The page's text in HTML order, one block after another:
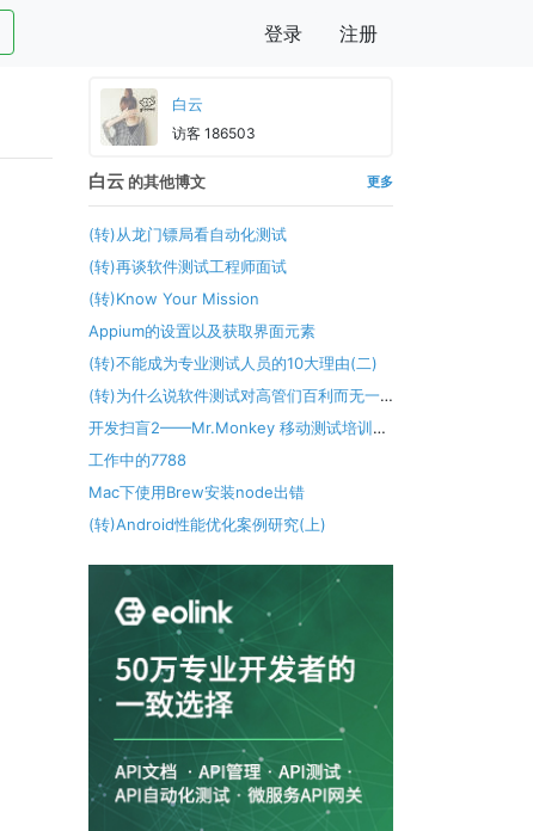
登录 注册
白云
访客 186503
白云 的其他博文 更多
(转)从龙门镖局看自动化测试
(转)再谈软件测试工程师面试
(转)Know Your Mission
Appium的设置以及获取界面元素
(转)不能成为专业测试人员的10大理由(二)
(转)为什么说软件测试对高管们百利而无一
害？
开发扫盲2——Mr.Monkey 移动测试培训课
后总结(六)
工作中的7788
Mac下使用Brew安装node出错
(转)Android性能优化案例研究(上)